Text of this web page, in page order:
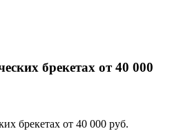
брекетах от 40 000